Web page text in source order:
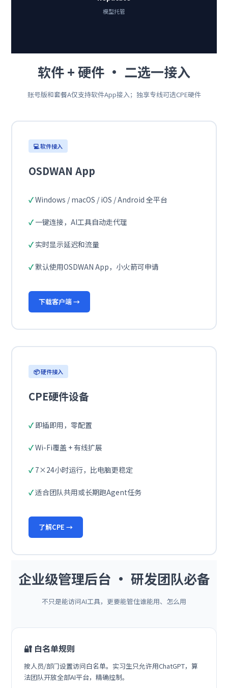
模型托管
软件 + 硬件 · 二选一接入
账号版和套餐A仅支持软件App接入；独享专线可选CPE硬件
💻 软件接入
OSDWAN App
Windows / macOS / iOS / Android 全平台
一键连接，AI工具自动走代理
实时显示延迟和流量
默认使用OSDWAN App，小火箭可申请
下载客户端 →
📦 硬件接入
CPE硬件设备
即插即用，零配置
Wi-Fi覆盖 + 有线扩展
7×24小时运行，比电脑更稳定
适合团队共用或长期跑Agent任务
了解CPE →
企业级管理后台 · 研发团队必备
不只是能访问AI工具，更要能管住谁能用、怎么用
🔐 白名单规则
按人员/部门设置访问白名单。实习生只允许用ChatGPT，算
法团队开放全部AI平台，精确控制。